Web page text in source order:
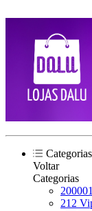
Categorias
Voltar
Categorias
212